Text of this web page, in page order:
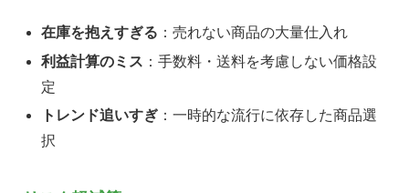
在庫を抱えすぎる ：売れない商品の大量仕入れ
利益計算のミス ：手数料・送料を考慮しない価格設
定
トレンド追いすぎ ：一時的な流行に依存した商品選
択